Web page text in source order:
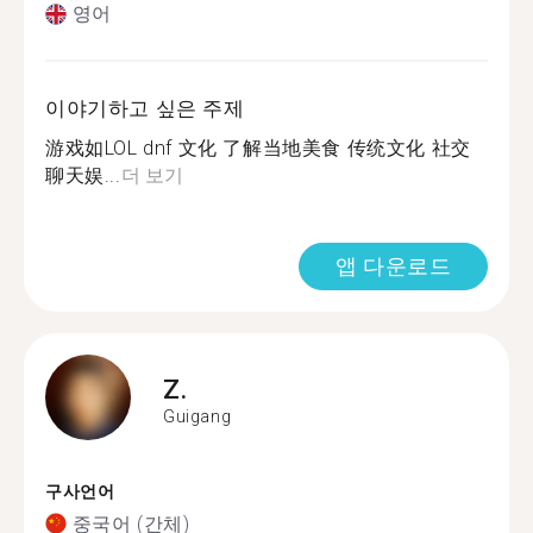
영어
이야기하고 싶은 주제
游戏如LOL dnf 文化 了解当地美食 传统文化 社交
聊天娱...더 보기
앱 다운로드
Z.
Guigang
구사언어
중국어 (간체)